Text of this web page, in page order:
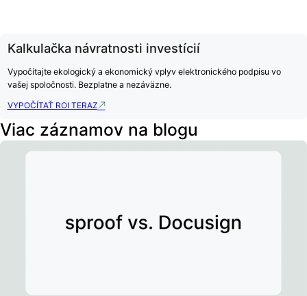
Kalkulačka návratnosti investícií
Vypočítajte ekologický a ekonomický vplyv elektronického podpisu vo
vašej spoločnosti. Bezplatne a nezáväzne.
VYPOČÍTAŤ ROI TERAZ
Viac záznamov na blogu